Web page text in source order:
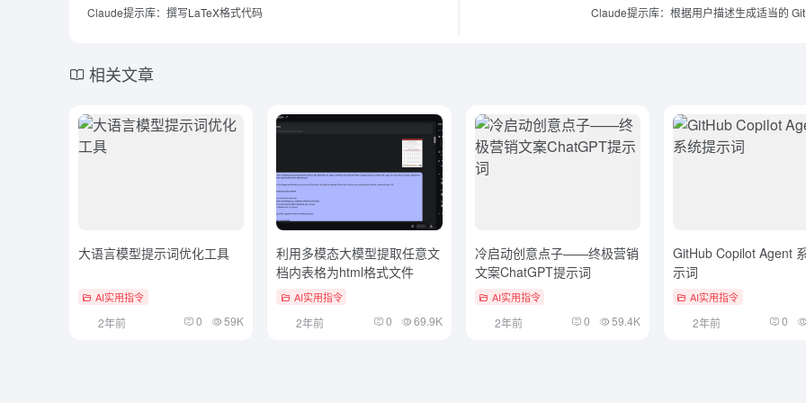
Claude提示库：撰写LaTeX格式代码 Claude提示库：根据用户描述生成适当的
相关文章
大语言模型提示词优化工具
AI实用指令
2年前 0 59K
利用多模态大模型提取任意文
档内表格为html格式文件
AI实用指令
2年前 0 69.9K
冷启动创意点子——终极营销
文案ChatGPT提示词
AI实用指令
2年前 0 59.4K
GitHub Copilot Agent
示词
AI实用指令
2年前 0